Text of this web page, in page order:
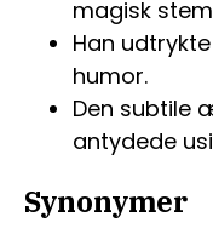
magisk
Han
humor.
Den subtile
antydede
Synonymer